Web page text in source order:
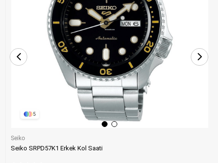
5
Seiko
Seiko SRPD57K1 Erkek Kol Saati